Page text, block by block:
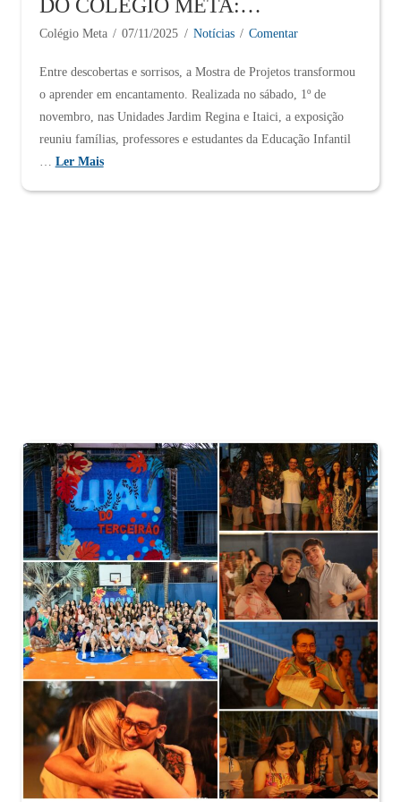
DO COLÉGIO META:
COMPARTILHAMENTO DE
CRIATIVIDADE
Colégio Meta 07/11/2025 Notícias Comentar
Entre descobertas e sorrisos, a Mostra de Projetos transformou
o aprender em encantamento. Realizada no sábado, 1º de
novembro, nas Unidades Jardim Regina e Itaici, a exposição
reuniu famílias, professores e estudantes da Educação Infantil
Ler Mais